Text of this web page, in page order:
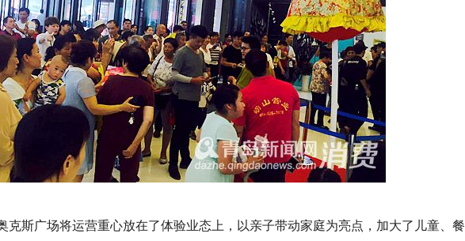
克斯广场将运营重心放在了体验业态上， 以亲子带动家庭为亮点， 加大了儿童、餐